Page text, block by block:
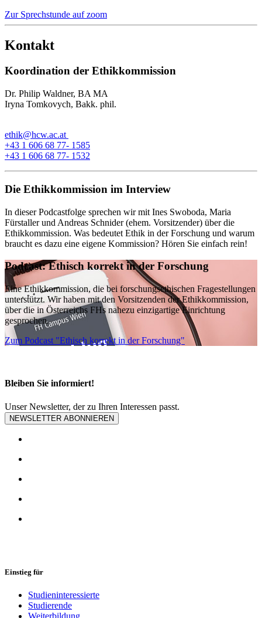
Zur Sprechstunde auf zoom
Kontakt
Koordination der Ethikkommission
Dr. Philip Waldner, BA MA
Iryna Tomkovych, Bakk. phil.
ethik@hcw.ac.at
+43 1 606 68 77- 1585
+43 1 606 68 77- 1532
Die Ethikkommission im Interview
In dieser Podcastfolge sprechen wir mit Ines Swoboda, Maria
Fürstaller und Andreas Schnider (ehem. Vorsitzender) über die
Ethikkommission. Was bedeutet Ethik in der Forschung und warum
braucht es dazu eine eigene Kommission? Hören Sie einfach rein!
Podcast: Ethisch korrekt in der Forschung
Eine Ethikkommission, die bei forschungsethischen Fragestellungen
unterstützt. Wir haben mit den Vorsitzenden der Ethikkommission,
über die in Österreichs FHs nahezu einzigartige Einrichtung
gesprochen.
Zum Podcast "Ethisch korrekt in der Forschung"
Bleiben Sie informiert!
Unser Newsletter, der zu Ihren Interessen passt.
NEWSLETTER ABONNIEREN
Einstieg für
Studieninteressierte
Studierende
Weiterbildung